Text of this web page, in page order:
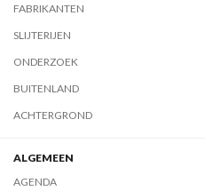
FABRIKANTEN
SLIJTERIJEN
ONDERZOEK
BUITENLAND
ACHTERGROND
ALGEMEEN
AGENDA